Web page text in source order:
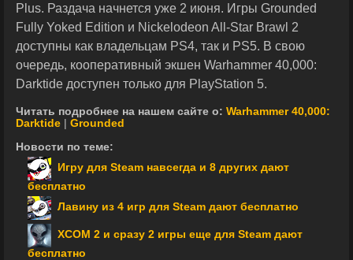
Plus. Раздача начнется уже 2 июня. Игры Grounded
Fully Yoked Edition и Nickelodeon All-Star Brawl 2
доступны как владельцам PS4, так и PS5. В свою
очередь, кооперативный экшен Warhammer 40,000:
Darktide доступен только для PlayStation 5.
Читать подробнее на нашем сайте о: Warhammer 40,000:
Darktide | Grounded
Новости по теме:
Игру для Steam навсегда и 8 других дают
бесплатно
Лавину из 4 игр для Steam дают бесплатно
XCOM 2 и сразу 2 игры еще для Steam дают
бесплатно